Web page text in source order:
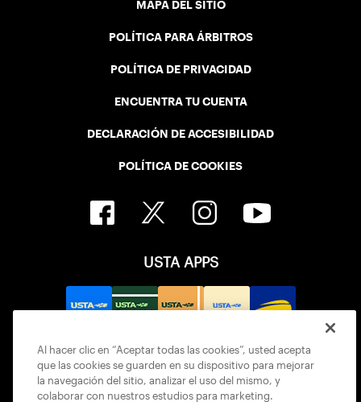
MAPA DEL SITIO
POLÍTICA PARA ÁRBITROS
POLÍTICA DE PRIVACIDAD
ENCUENTRA TU CUENTA
DECLARACIÓN DE ACCESIBILIDAD
POLÍTICA DE COOKIES
USTA APPS
Al hacer clic en “Aceptar todas las cookies”, usted acepta
que las cookies se guarden en su dispositivo para mejorar
la navegación del sitio, analizar el uso del mismo, y
colaborar con nuestros estudios para marketing.